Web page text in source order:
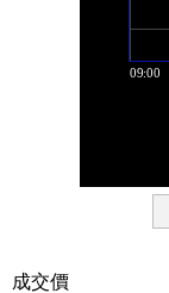
成交價